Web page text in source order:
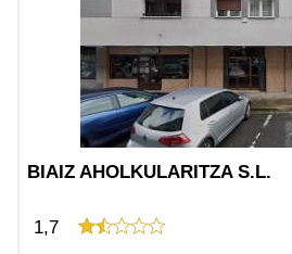
BIAIZ AHOLKULARITZA S.L.
1,7